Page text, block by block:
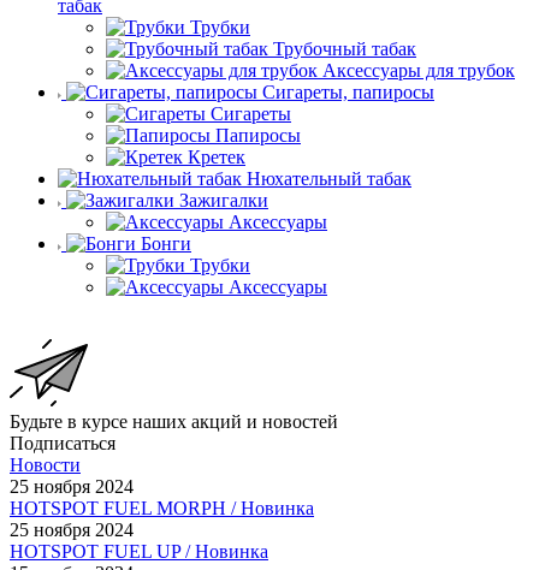
табак
Трубки
Трубочный табак
Аксессуары для трубок
Сигареты, папиросы
Сигареты
Папиросы
Кретек
Нюхательный табак
Зажигалки
Аксессуары
Бонги
Трубки
Аксессуары
Будьте в курсе наших акций и новостей
Подписаться
Новости
25 ноября 2024
HOTSPOT FUEL MORPH / Новинка
25 ноября 2024
HOTSPOT FUEL UP / Новинка